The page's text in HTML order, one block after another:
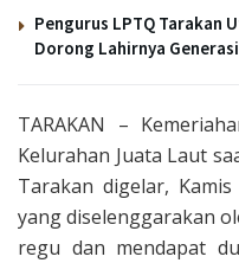
Pengurus LPTQ Tarakan
Dorong Lahirnya
TARAKAN –
Kelurahan Juata Laut
Tarakan digelar, Kamis
yang diselenggarakan
regu dan mendapat